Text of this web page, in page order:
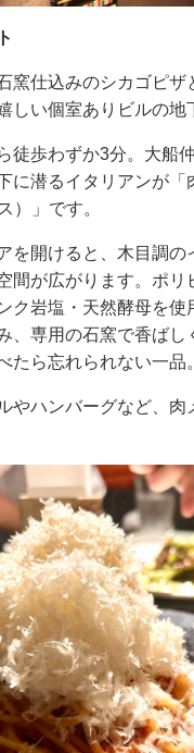
窯仕込みのシカゴピザ
しい個室ありビルの地
徒歩わずか3分。大船
に潜るイタリアンが「
）」です。
を開けると、木目調の
間が広がります。ポリ
ク岩塩・天然酵母を使
、専用の石窯で香ばし
たら忘れられない一品。
やハンバーグなど、肉